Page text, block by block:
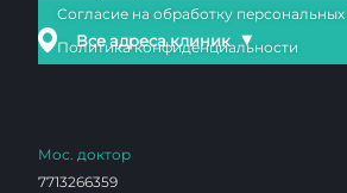
Все адреса клиник ▼
Согласие на обработку
Политика конфиденциальности
Мос. доктор
7713266359